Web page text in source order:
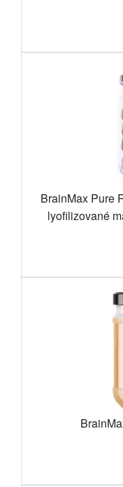
BrainMax Pure
lyofilizované